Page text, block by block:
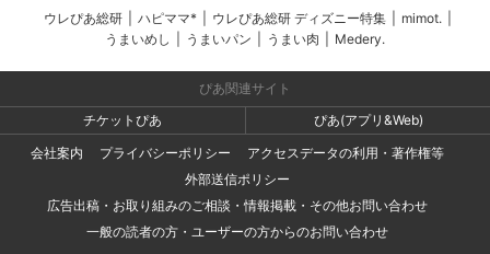
ウレぴあ総研 ハピママ* ウレぴあ総研 ディズニー特集 mimot.
うまいめし
うまいパン うまい肉 Medery.
ぴあ関連サイト
チケットぴあ
ぴあ(アプリ&Web)
会社案内
プライバシーポリシー
アクセスデータの利用・著作権等
外部送信ポリシー
広告出稿・お取り組みのご相談・情報掲載・その他お問い合わせ
一般の読者の方・ユーザーの方からのお問い合わせ